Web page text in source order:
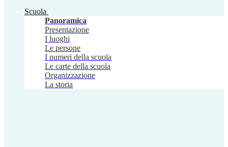
Scuola
Panoramica
Presentazione
I luoghi
Le persone
I numeri della scuola
Le carte della scuola
Organizzazione
La storia